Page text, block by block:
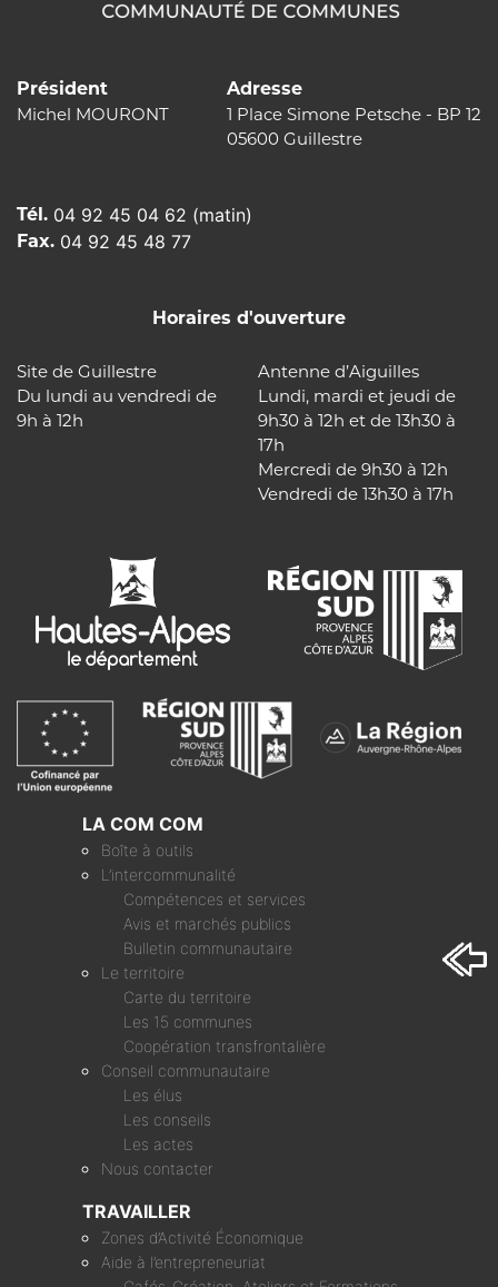
Président
Michel MOURONT
Adresse
1 Place Simone Petsche - BP 12
05600 Guillestre
Tél. 04 92 45 04 62 (matin)
Fax. 04 92 45 48 77
Horaires d'ouverture
Site de Guillestre
Du lundi au vendredi de
9h à 12h
Antenne d’Aiguilles
Lundi, mardi et jeudi de
9h30 à 12h et de 13h30 à
17h
Mercredi de 9h30 à 12h
Vendredi de 13h30 à 17h
LA COM COM
Boîte à outils
L’intercommunalité
Compétences et services
Avis et marchés publics
Bulletin communautaire
Le territoire
Carte du territoire
Les 15 communes
Coopération transfrontalière
Conseil communautaire
Les élus
Les conseils
Les actes
Nous contacter
TRAVAILLER
Zones d’Activité Économique
Aide à l’entrepreneuriat